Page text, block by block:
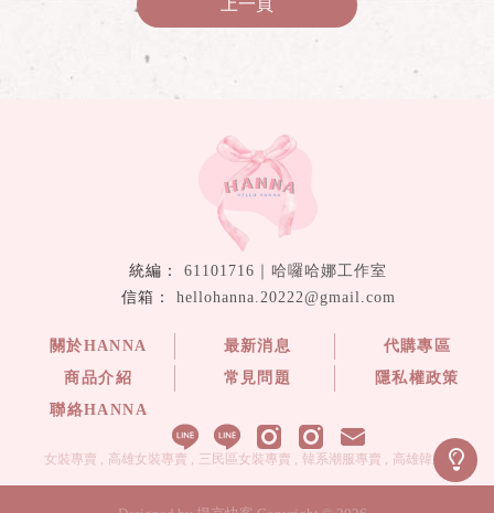
上一頁
61101716｜哈囉哈娜工作室
hellohanna.20222@gmail.com
關於HANNA 最新消息
代購專區
商品介紹
常見問題
隱私權政策
聯絡HANNA
女裝專賣 高雄女裝專賣 三民區女裝專賣 韓系潮服專賣 高雄韓系潮服